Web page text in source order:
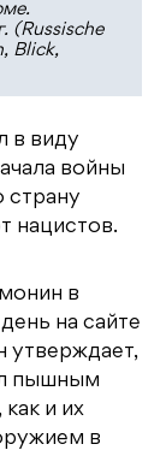
(Russische
Blick,
в виду
войны
страну
нацистов.
в
на сайте
утверждает,
пышным
и их
в